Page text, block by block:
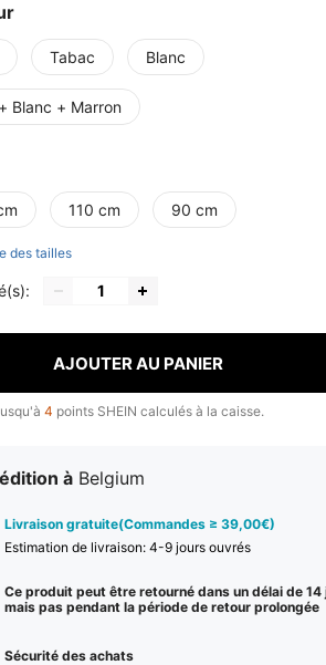
Tabac Blanc
Blanc + Marron
110 cm 90 cm
des tailles
AJOUTER AU PANIER
4 points SHEIN calculés à la caisse.
à Belgium
Livraison gratuite(Commandes ≥ 39,00€)
Estimation de livraison: 4-9 jours ouvrés
Ce produit peut être retourné dans un délai de 14
mais pas pendant la période de retour prolongée
Sécurité des achats